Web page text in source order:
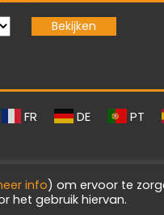
FR DE PT
rechten voorbehouden.
info) om ervoor te
het gebruik hiervan.